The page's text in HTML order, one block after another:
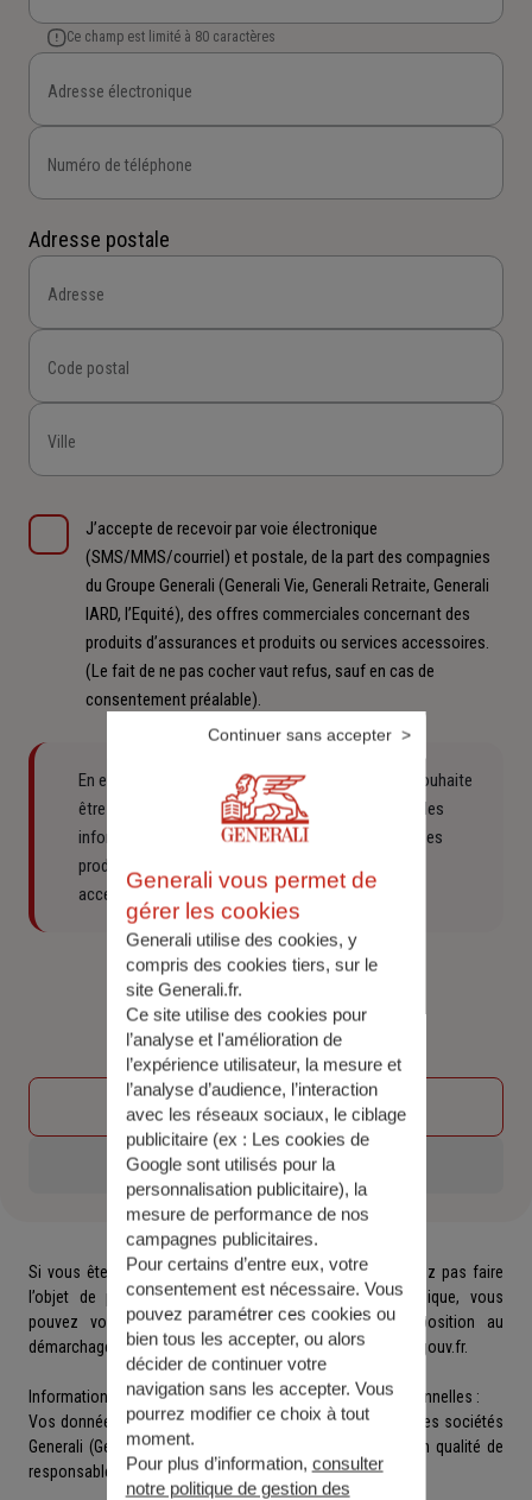
Ce champ est limité à 80 caractères
Adresse électronique
Numéro de téléphone
Adresse postale
Adresse
Code postal
Ville
J’accepte de recevoir par voie électronique
(SMS/MMS/courriel) et postale, de la part des compagnies
du Groupe Generali (Generali Vie, Generali Retraite, Generali
IARD, l’Equité), des offres commerciales concernant des
produits d’assurances et produits ou services accessoires.
(Le fait de ne pas cocher vaut refus, sauf en cas de
consentement préalable).
En envoyant ce formulaire de rappel complété, je souhaite
être appelé par un conseiller Generali pour obtenir des
informations et offres commerciales concernant des
produits d’assurances et produits ou services
accessoires proposées par Generali.
Vérification Anti-Robot
Clique ici pour vérifier
Friendly
Étape précédente
Envoyer
Si vous êtes un consommateur et que vous ne souhaitez pas faire
l’objet de prospection commerciale par voie téléphonique, vous
pouvez vous inscrire gratuitement sur la liste d’opposition au
démarchage téléphonique sur le site internetwww.bloctel.gouv.fr.
Informations relatives au traitement de vos données personnelles :
Vos données à caractère personnel sont recueillies par les sociétés
Generali (Generali Retraite, Generali Vie, Generali IARD), en qualité de
responsables de traitement.
Generali vous permet de
gérer les cookies
Generali utilise des cookies, y
compris des cookies tiers, sur le
site Generali.fr.
Ce site utilise des cookies pour
l’analyse et l'amélioration de
l’expérience utilisateur, la mesure et
l’analyse d’audience, l’interaction
avec les réseaux sociaux, le ciblage
publicitaire (ex : Les cookies de
Google sont utilisés pour la
personnalisation publicitaire), la
mesure de performance de nos
campagnes publicitaires.
Pour certains d’entre eux, votre
consentement est nécessaire. Vous
pouvez paramétrer ces cookies ou
bien tous les accepter, ou alors
décider de continuer votre
navigation sans les accepter. Vous
pourrez modifier ce choix à tout
moment.
Pour plus d’information, consulter
notre politique de gestion des
Continuer sans accepter